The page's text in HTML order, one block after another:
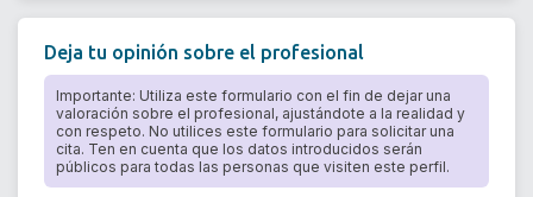
Deja tu opinión sobre el profesional
Importante: Utiliza este formulario con el fin de dejar una
valoración sobre el profesional, ajustándote a la realidad y
con respeto. No utilices este formulario para solicitar una
cita. Ten en cuenta que los datos introducidos serán
públicos para todas las personas que visiten este perfil.